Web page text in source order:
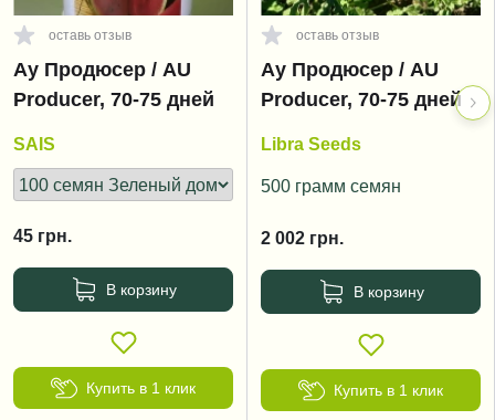
оставь отзыв
Ау Продюсер / AU
Producer, 70-75 дней
SAIS
45 грн.
В корзину
Купить в 1 клик
оставь отзыв
Ау Продюсер / AU
Producer, 70-75 дней
Libra Seeds
500 грамм семян
2 002 грн.
В корзину
Купить в 1 клик